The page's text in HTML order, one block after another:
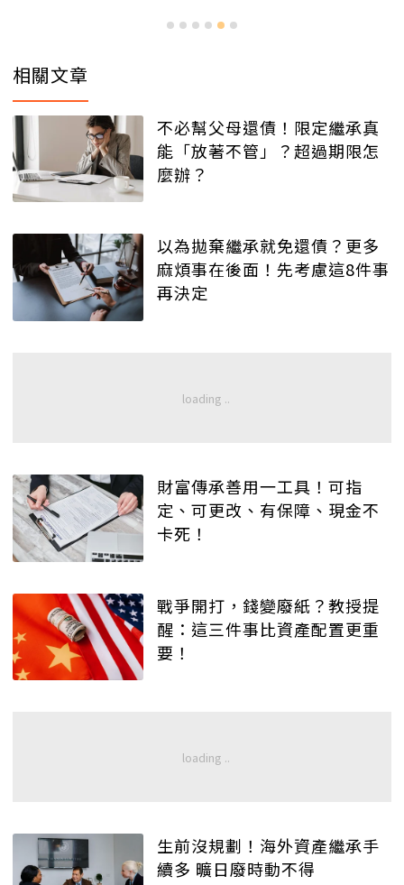
相關文章
不必幫父母還債！限定繼承真
能「放著不管」？超過期限怎
麼辦？
以為拋棄繼承就免還債？更多
麻煩事在後面！先考慮這8件事
再決定
財富傳承善用一工具！可指
定、可更改、有保障、現金不
卡死！
戰爭開打，錢變廢紙？教授提
醒：這三件事比資產配置更重
要！
生前沒規劃！海外資產繼承手
續多 曠日廢時動不得